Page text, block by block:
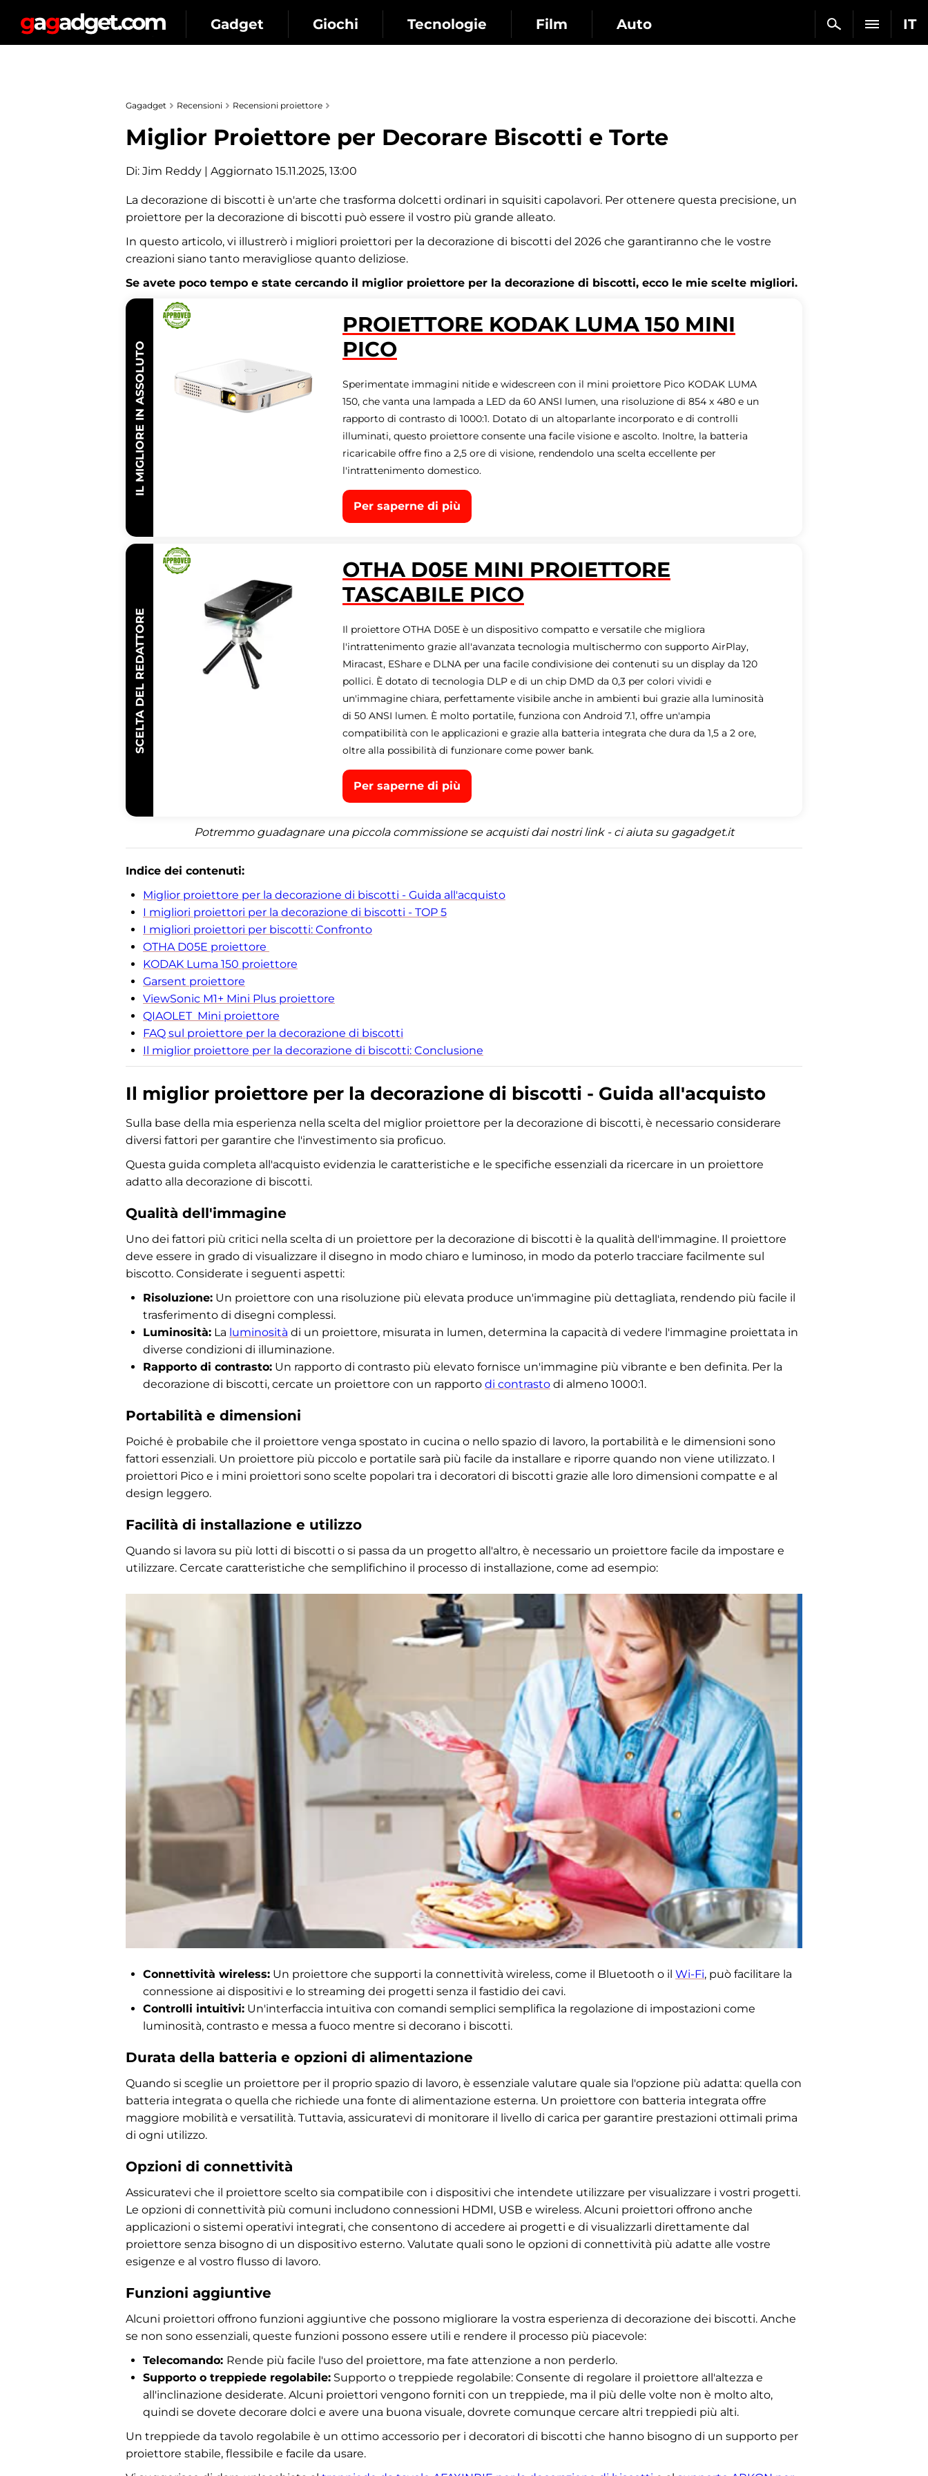
IT
Gadget Giochi Tecnologie Film Auto
Gagadget Recensioni Recensioni proiettore
Miglior Proiettore per Decorare Biscotti e Torte
Di: Jim Reddy | Aggiornato 15.11.2025, 13:00
La decorazione di biscotti è un'arte che trasforma dolcetti ordinari in squisiti capolavori. Per ottenere questa precisione, un
proiettore per la decorazione di biscotti può essere il vostro più grande alleato.
In questo articolo, vi illustrerò i migliori proiettori per la decorazione di biscotti del 2026 che garantiranno che le vostre
creazioni siano tanto meravigliose quanto deliziose.
Se avete poco tempo e state cercando il miglior proiettore per la decorazione di biscotti, ecco le mie scelte migliori.
IL MIGLIORE IN ASSOLUTO
PROIETTORE KODAK LUMA 150 MINI
PICO
Sperimentate immagini nitide e widescreen con il mini proiettore Pico KODAK LUMA
150, che vanta una lampada a LED da 60 ANSI lumen, una risoluzione di 854 x 480 e un
rapporto di contrasto di 1000:1. Dotato di un altoparlante incorporato e di controlli
illuminati, questo proiettore consente una facile visione e ascolto. Inoltre, la batteria
ricaricabile offre fino a 2,5 ore di visione, rendendolo una scelta eccellente per
l'intrattenimento domestico.
Per saperne di più
SCELTA DEL REDATTORE
OTHA ‎D05E MINI PROIETTORE
TASCABILE PICO
Il proiettore OTHA D05E è un dispositivo compatto e versatile che migliora
l'intrattenimento grazie all'avanzata tecnologia multischermo con supporto AirPlay,
Miracast, EShare e DLNA per una facile condivisione dei contenuti su un display da 120
pollici. È dotato di tecnologia DLP e di un chip DMD da 0,3 per colori vividi e
un'immagine chiara, perfettamente visibile anche in ambienti bui grazie alla luminosità
di 50 ANSI lumen. È molto portatile, funziona con Android 7.1, offre un'ampia
compatibilità con le applicazioni e grazie alla batteria integrata che dura da 1,5 a 2 ore,
oltre alla possibilità di funzionare come power bank.
Per saperne di più
Potremmo guadagnare una piccola commissione se acquisti dai nostri link - ci aiuta su gagadget.it
Indice dei contenuti:
Miglior proiettore per la decorazione di biscotti - Guida all'acquisto
I migliori proiettori per la decorazione di biscotti - TOP 5
I migliori proiettori per biscotti: Confronto
OTHA ‎D05E proiettore
KODAK Luma 150 proiettore
Garsent proiettore
ViewSonic M1+ Mini Plus proiettore
QIAOLET Mini proiettore
FAQ sul proiettore per la decorazione di biscotti
Il miglior proiettore per la decorazione di biscotti: Conclusione
Il miglior proiettore per la decorazione di biscotti - Guida all'acquisto
Sulla base della mia esperienza nella scelta del miglior proiettore per la decorazione di biscotti, è necessario considerare
diversi fattori per garantire che l'investimento sia proficuo.
Questa guida completa all'acquisto evidenzia le caratteristiche e le specifiche essenziali da ricercare in un proiettore
adatto alla decorazione di biscotti.
Qualità dell'immagine
Uno dei fattori più critici nella scelta di un proiettore per la decorazione di biscotti è la qualità dell'immagine. Il proiettore
deve essere in grado di visualizzare il disegno in modo chiaro e luminoso, in modo da poterlo tracciare facilmente sul
biscotto. Considerate i seguenti aspetti:
Risoluzione: Un proiettore con una risoluzione più elevata produce un'immagine più dettagliata, rendendo più facile il
trasferimento di disegni complessi.
Luminosità: La luminosità di un proiettore, misurata in lumen, determina la capacità di vedere l'immagine proiettata in
diverse condizioni di illuminazione.
Rapporto di contrasto: Un rapporto di contrasto più elevato fornisce un'immagine più vibrante e ben definita. Per la
decorazione di biscotti, cercate un proiettore con un rapporto di contrasto di almeno 1000:1.
Portabilità e dimensioni
Poiché è probabile che il proiettore venga spostato in cucina o nello spazio di lavoro, la portabilità e le dimensioni sono
fattori essenziali. Un proiettore più piccolo e portatile sarà più facile da installare e riporre quando non viene utilizzato. I
proiettori Pico e i mini proiettori sono scelte popolari tra i decoratori di biscotti grazie alle loro dimensioni compatte e al
design leggero.
Facilità di installazione e utilizzo
Quando si lavora su più lotti di biscotti o si passa da un progetto all'altro, è necessario un proiettore facile da impostare e
utilizzare. Cercate caratteristiche che semplifichino il processo di installazione, come ad esempio:
Connettività wireless: Un proiettore che supporti la connettività wireless, come il Bluetooth o il Wi-Fi, può facilitare la
connessione ai dispositivi e lo streaming dei progetti senza il fastidio dei cavi.
Controlli intuitivi: Un'interfaccia intuitiva con comandi semplici semplifica la regolazione di impostazioni come
luminosità, contrasto e messa a fuoco mentre si decorano i biscotti.
Durata della batteria e opzioni di alimentazione
Quando si sceglie un proiettore per il proprio spazio di lavoro, è essenziale valutare quale sia l'opzione più adatta: quella con
batteria integrata o quella che richiede una fonte di alimentazione esterna. Un proiettore con batteria integrata offre
maggiore mobilità e versatilità. Tuttavia, assicuratevi di monitorare il livello di carica per garantire prestazioni ottimali prima
di ogni utilizzo.
Opzioni di connettività
Assicuratevi che il proiettore scelto sia compatibile con i dispositivi che intendete utilizzare per visualizzare i vostri progetti.
Le opzioni di connettività più comuni includono connessioni HDMI, USB e wireless. Alcuni proiettori offrono anche
applicazioni o sistemi operativi integrati, che consentono di accedere ai progetti e di visualizzarli direttamente dal
proiettore senza bisogno di un dispositivo esterno. Valutate quali sono le opzioni di connettività più adatte alle vostre
esigenze e al vostro flusso di lavoro.
Funzioni aggiuntive
Alcuni proiettori offrono funzioni aggiuntive che possono migliorare la vostra esperienza di decorazione dei biscotti. Anche
se non sono essenziali, queste funzioni possono essere utili e rendere il processo più piacevole:
Telecomando: Rende più facile l'uso del proiettore, ma fate attenzione a non perderlo.
Supporto o treppiede regolabile: Supporto o treppiede regolabile: Consente di regolare il proiettore all'altezza e
all'inclinazione desiderate. Alcuni proiettori vengono forniti con un treppiede, ma il più delle volte non è molto alto,
quindi se dovete decorare dolci e avere una buona visuale, dovrete comunque cercare altri treppiedi più alti.
Un treppiede da tavolo regolabile è un ottimo accessorio per i decoratori di biscotti che hanno bisogno di un supporto per
proiettore stabile, flessibile e facile da usare.